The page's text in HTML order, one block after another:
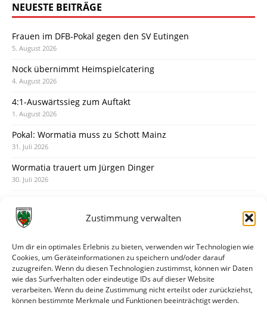
Zustimmung verwalten
Um dir ein optimales Erlebnis zu bieten, verwenden wir Technologien wie
Cookies, um Geräteinformationen zu speichern und/oder darauf
zuzugreifen. Wenn du diesen Technologien zustimmst, können wir Daten
wie das Surfverhalten oder eindeutige IDs auf dieser Website
verarbeiten. Wenn du deine Zustimmung nicht erteilst oder zurückziehst,
können bestimmte Merkmale und Funktionen beeinträchtigt werden.
NEUESTE BEITRÄGE
Frauen im DFB-Pokal gegen den SV Eutingen
5. August 2026
Nock übernimmt Heimspielcatering
4. August 2026
4:1-Auswärtssieg zum Auftakt
1. August 2026
Pokal: Wormatia muss zu Schott Mainz
31. Juli 2026
Wormatia trauert um Jürgen Dinger
30. Juli 2026
28. Juli 2026
28. Juli 2026
Neue Podcast-Folge: So tickt Björn!
27. Juli 2026
Eindrücke vom Stadionfest